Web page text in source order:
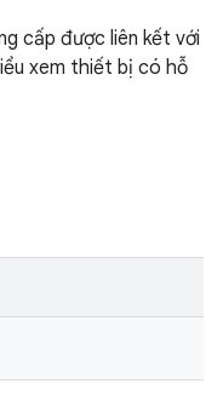
cấp được liên kết với
xem thiết bị có hỗ